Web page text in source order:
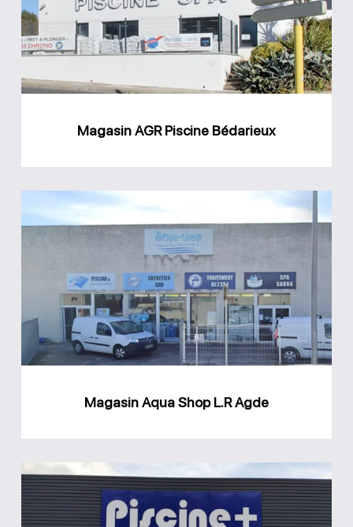
Bédarieux
Magasin AGR Piscine Bédarieux
Aqua
Shop
L.R
Agde
Magasin Aqua Shop L.R Agde
Magasin
Piscine